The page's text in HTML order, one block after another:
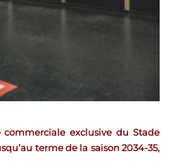
exclusive du Stade
terme de la saison 2034-35,